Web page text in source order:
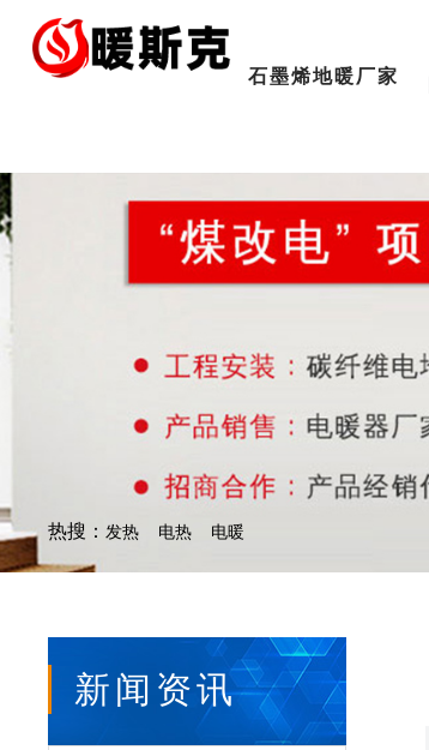
石墨烯地暖厂家
热搜： 发热 电热 电暖
新闻资讯